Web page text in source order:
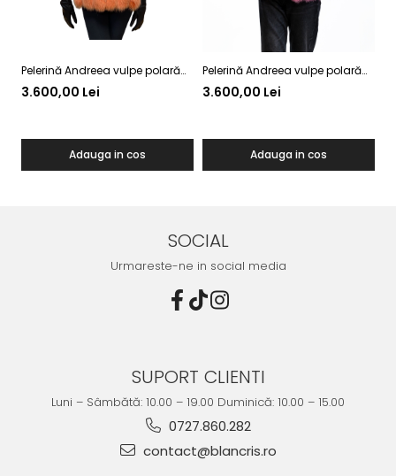
Pelerină Andreea vulpe polară
Orange
3.600,00 Lei
Adauga in cos
Pelerină Andreea vulpe polară
Pink
3.600,00 Lei
Adauga in cos
SOCIAL
Urmareste-ne in social media
SUPORT CLIENTI
Luni – Sâmbătă: 10.00 – 19.00 Duminică: 10.00 – 15.00
0727.860.282
contact@blancris.ro